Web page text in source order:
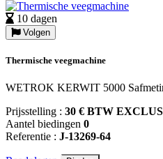
10 dagen
Volgen
Thermische veegmachine
WETROK KERWIT 5000
Prijsstelling : 30 € BTW
Aantel biedingen 0
Referentie : J-13269-64